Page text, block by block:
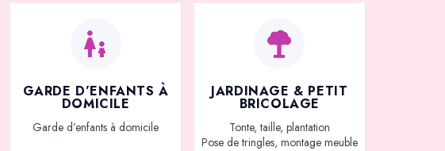
GARDE D’ENFANTS À
DOMICILE
Garde d’enfants à domicile
JARDINAGE & PETIT
BRICOLAGE
Tonte, taille, plantation
Pose de tringles, montage meuble